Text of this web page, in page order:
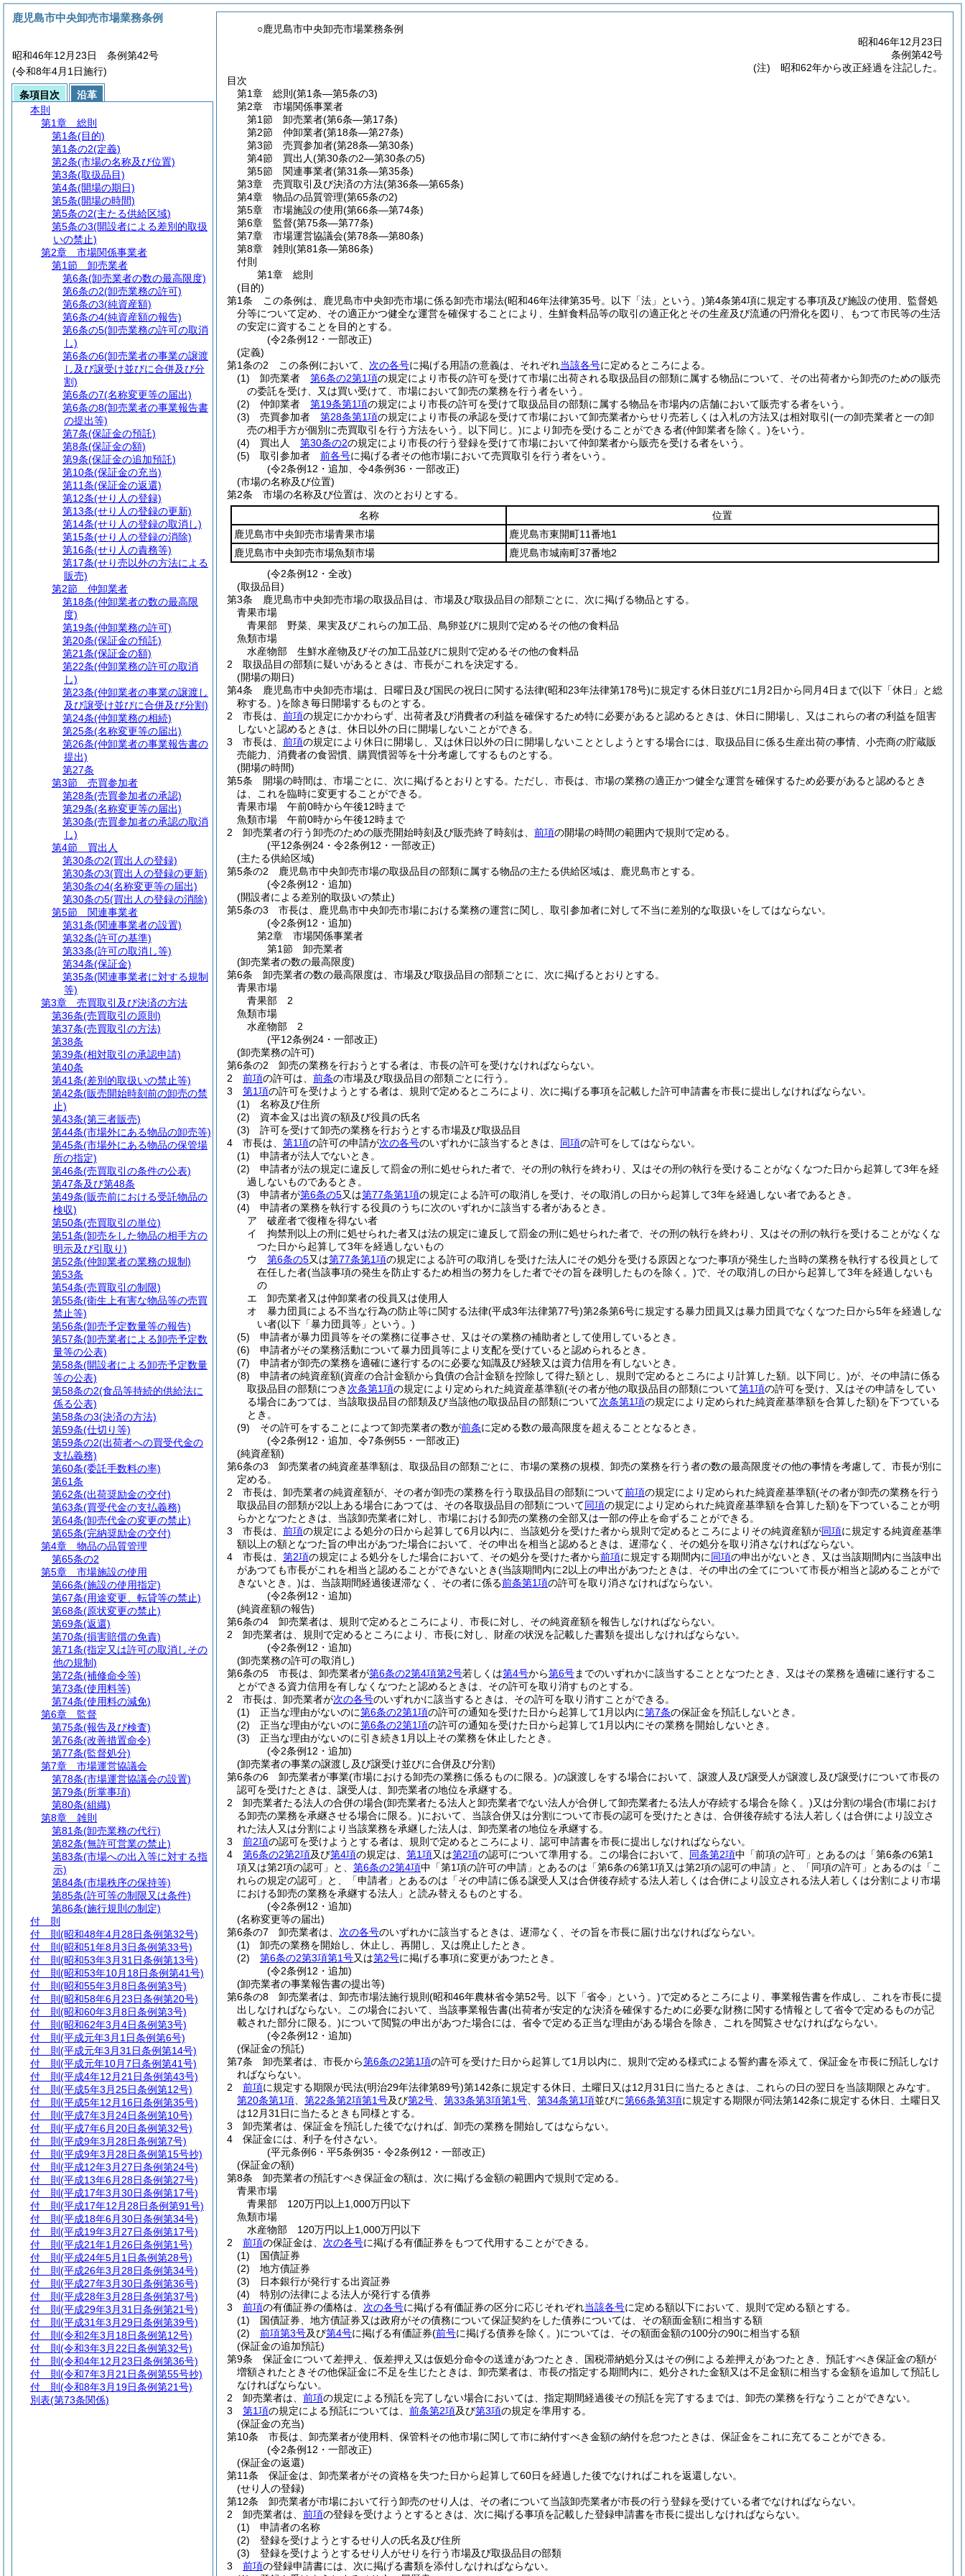
○鹿児島市中央卸売市場業務条例
昭和46年12月23日
条例第42号
(注) 昭和62年から改正経過を注記した。
目次
第1章
総則 (第1条―第5条の3)
第2章
市場関係事業者
第1節
卸売業者(第6条―第17条)
第2節
仲卸業者(第18条―第27条)
第3節
売買参加者(第28条―第30条)
第4節
買出人(第30条の2―第30条の5)
第5節
関連事業者(第31条―第35条)
第3章
売買取引及び決済の方法(第36条―第65条)
第4章
物品の品質管理(第65条の2)
第5章
市場施設の使用(第66条―第74条)
第6章
監督(第75条―第77条)
第7章
市場運営協議会(第78条―第80条)
第8章
雑則 (第81条―第86条)
付則
第1章
総則
(目的)
第1条
この条例は、鹿児島市中央卸売市場に係る卸売市場法(昭和46年法律第35号。以下「法」という。)第4条第4項に規定する事項及び施設の使用、監督処
分等について定め、その適正かつ健全な運営を確保することにより、生鮮食料品等の取引の適正化とその生産及び流通の円滑化を図り、もつて市民等の生活
の安定に資することを目的とする。
(令2条例12・一部改正)
(定義)
第1条の2
この条例において、 次の各号に掲げる用語の意義は、それぞれ当該各号に定めるところによる。
(1)
卸売業者 第6条の2第1項の規定により市長の許可を受けて市場に出荷される取扱品目の部類に属する物品について、その出荷者から卸売のための販売
の委託を受け、又は買い受けて、市場において卸売の業務を行う者をいう。
(2)
仲卸業者 第19条第1項の規定により市長の許可を受けて取扱品目の部類に属する物品を市場内の店舗において販売する者をいう。
(3)
売買参加者 第28条第1項の規定により市長の承認を受けて市場において卸売業者からせり売若しくは入札の方法又は相対取引 (一の卸売業者と一の卸
売の相手方が個別に売買取引を行う方法をいう。以下同じ。)により卸売を受けることができる者(仲卸業者を除く。)をいう。
(4)
買出人 第30条の2の規定により市長の行う登録を受けて市場において仲卸業者から販売を受ける者をいう。
(5)
取引参加者 前各号に掲げる者その他市場において売買取引を行う者をいう。
(令2条例12・追加、令4条例36・一部改正)
(市場の名称及び位置)
第2条
市場の名称及び位置は、次のとおりとする。
名称
位置
鹿児島市中央卸売市場青果市場
鹿児島市東開町11番地1
鹿児島市中央卸売市場魚類市場
鹿児島市城南町37番地2
(令2条例12・全改)
(取扱品目)
第3条
鹿児島市中央卸売市場の取扱品目は、市場及び取扱品目の部類ごとに、次に掲げる物品とする。
青果市場
青果部 野菜、果実及びこれらの加工品、鳥卵並びに規則で定めるその他の食料品
魚類市場
水産物部 生鮮水産物及びその加工品並びに規則で定めるその他の食料品
2
取扱品目の部類に疑いがあるときは、市長がこれを決定する。
(開場の期日)
第4条
鹿児島市中央卸売市場は、日曜日及び国民の祝日に関する法律(昭和23年法律第178号)に規定する休日並びに1月2日から同月4日まで(以下「休日」と総
称する。)を除き毎日開場するものとする。
2
市長は、 前項の規定にかかわらず、出荷者及び消費者の利益を確保するため特に必要があると認めるときは、休日に開場し、又はこれらの者の利益を阻害
しないと認めるときは、休日以外の日に開場しないことができる。
3
市長は、 前項の規定により休日に開場し、又は休日以外の日に開場しないこととしようとする場合には、取扱品目に係る生産出荷の事情、小売商の貯蔵販
売能力、消費者の食習慣、購買慣習等を十分考慮してするものとする。
(開場の時間)
第5条
開場の時間は、市場ごとに、次に掲げるとおりとする。 ただし、市長は、市場の業務の適正かつ健全な運営を確保するため必要があると認めるとき
は、これを臨時に変更することができる。
青果市場 午前0時から午後12時まで
魚類市場 午前0時から午後12時まで
2
卸売業者の行う卸売のための販売開始時刻及び販売終了時刻は、 前項の開場の時間の範囲内で規則で定める。
(平12条例24・令2条例12・一部改正)
(主たる供給区域)
第5条の2
鹿児島市中央卸売市場の取扱品目の部類に属する物品の主たる供給区域は、鹿児島市とする。
(令2条例12・追加)
(開設者による差別的取扱いの禁止)
第5条の3
市長は、鹿児島市中央卸売市場における業務の運営に関し、取引参加者に対して不当に差別的な取扱いをしてはならない。
(令2条例12・追加)
第2章
市場関係事業者
第1節
卸売業者
(卸売業者の数の最高限度)
第6条
卸売業者の数の最高限度は、市場及び取扱品目の部類ごとに、次に掲げるとおりとする。
青果市場
青果部 2
魚類市場
水産物部 2
(平12条例24・一部改正)
(卸売業務の許可)
第6条の2
卸売の業務を行おうとする者は、市長の許可を受けなければならない。
2
前項の許可は、 前条の市場及び取扱品目の部類ごとに行う。
3
第1項の許可を受けようとする者は、規則で定めるところにより、次に掲げる事項を記載した許可申請書を市長に提出しなければならない。
(1)
名称及び住所
(2)
資本金又は出資の額及び役員の氏名
(3)
許可を受けて卸売の業務を行おうとする市場及び取扱品目
4
市長は、 第1項の許可の申請が次の各号のいずれかに該当するときは、 同項の許可をしてはならない。
(1)
申請者が法人でないとき。
(2)
申請者が法の規定に違反して罰金の刑に処せられた者で、その刑の執行を終わり、又はその刑の執行を受けることがなくなつた日から起算して3年を経
過しないものであるとき。
(3)
申請者が第6条の5又は第77条第1項の規定による許可の取消しを受け、その取消しの日から起算して3年を経過しない者であるとき。
(4)
申請者の業務を執行する役員のうちに次のいずれかに該当する者があるとき。
ア
破産者で復権を得ない者
イ
拘禁刑以上の刑に処せられた者又は法の規定に違反して罰金の刑に処せられた者で、その刑の執行を終わり、又はその刑の執行を受けることがなくな
つた日から起算して3年を経過しないもの
ウ
第6条の5又は第77条第1項の規定による許可の取消しを受けた法人にその処分を受ける原因となつた事項が発生した当時の業務を執行する役員として
在任した者(当該事項の発生を防止するため相当の努力をした者でその旨を疎明したものを除く。)で、その取消しの日から起算して3年を経過しないも
の
エ
卸売業者又は仲卸業者の役員又は使用人
オ
暴力団員による不当な行為の防止等に関する法律(平成3年法律第77号)第2条第6号に規定する暴力団員又は暴力団員でなくなつた日から5年を経過しな
い者(以下「暴力団員等」という。)
(5)
申請者が暴力団員等をその業務に従事させ、又はその業務の補助者として使用しているとき。
(6)
申請者がその業務活動について暴力団員等により支配を受けていると認められるとき。
(7)
申請者が卸売の業務を適確に遂行するのに必要な知識及び経験又は資力信用を有しないとき。
(8)
申請者の純資産額(資産の合計金額から負債の合計金額を控除して得た額とし、規則で定めるところにより計算した額。以下同じ。)が、その申請に係る
取扱品目の部類につき 次条第1項の規定により定められた純資産基準額(その者が他の取扱品目の部類について第1項の許可を受け、又はその申請をしてい
る場合にあつては、当該取扱品目の部類及び当該他の取扱品目の部類について次条第1項の規定により定められた純資産基準額を合算した額)を下つている
とき。
(9)
その許可をすることによつて卸売業者の数が前条に定める数の最高限度を超えることとなるとき。
(令2条例12・追加、令7条例55・一部改正)
(純資産額)
第6条の3
卸売業者の純資産基準額は、取扱品目の部類ごとに、市場の業務の規模、卸売の業務を行う者の数の最高限度その他の事情を考慮して、市長が別に
定める。
2
市長は、卸売業者の純資産額が、その者が卸売の業務を行う取扱品目の部類について前項の規定により定められた純資産基準額(その者が卸売の業務を行う
取扱品目の部類が2以上ある場合にあつては、その各取扱品目の部類について同項の規定により定められた純資産基準額を合算した額)を下つていることが明
らかとなつたときは、当該卸売業者に対し、市場における卸売の業務の全部又は一部の停止を命ずることができる。
3
市長は、 前項の規定による処分の日から起算して6月以内に、当該処分を受けた者から規則で定めるところによりその純資産額が同項に規定する純資産基準
額以上の額となつた旨の申出があつた場合において、その申出を相当と認めるときは、遅滞なく、その処分を取り消さなければならない。
4
市長は、 第2項の規定による処分をした場合において、その処分を受けた者から前項に規定する期間内に同項の申出がないとき、又は当該期間内に当該申出
があつても市長がこれを相当と認めることができないとき(当該期間内に2以上の申出があつたときは、その申出の全てについて市長が相当と認めることがで
きないとき。)は、当該期間経過後遅滞なく、その者に係る前条第1項の許可を取り消さなければならない。
(令2条例12・追加)
(純資産額の報告)
第6条の4
卸売業者は、規則で定めるところにより、市長に対し、その純資産額を報告しなければならない。
2
卸売業者は、規則で定めるところにより、市長に対し、財産の状況を記載した書類を提出しなければならない。
(令2条例12・追加)
(卸売業務の許可の取消し)
第6条の5
市長は、卸売業者が第6条の2第4項第2号若しくは第4号から第6号までのいずれかに該当することとなつたとき、又はその業務を適確に遂行するこ
とができる資力信用を有しなくなつたと認めるときは、その許可を取り消すものとする。
2
市長は、卸売業者が次の各号のいずれかに該当するときは、その許可を取り消すことができる。
(1)
正当な理由がないのに第6条の2第1項の許可の通知を受けた日から起算して1月以内に第7条の保証金を預託しないとき。
(2)
正当な理由がないのに第6条の2第1項の許可の通知を受けた日から起算して1月以内にその業務を開始しないとき。
(3)
正当な理由がないのに引き続き1月以上その業務を休止したとき。
(令2条例12・追加)
(卸売業者の事業の譲渡し及び譲受け並びに合併及び分割)
第6条の6
卸売業者が事業(市場における卸売の業務に係るものに限る。)の譲渡しをする場合において、譲渡人及び譲受人が譲渡し及び譲受けについて市長の
認可を受けたときは、譲受人は、卸売業者の地位を承継する。
2
卸売業者たる法人の合併の場合(卸売業者たる法人と卸売業者でない法人が合併して卸売業者たる法人が存続する場合を除く。)又は分割の場合(市場におけ
る卸売の業務を承継させる場合に限る。)において、当該合併又は分割について市長の認可を受けたときは、合併後存続する法人若しくは合併により設立さ
れた法人又は分割により当該業務を承継した法人は、卸売業者の地位を承継する。
3
前2項の認可を受けようとする者は、規則で定めるところにより、認可申請書を市長に提出しなければならない。
4
第6条の2第2項及び第4項の規定は、 第1項又は第2項の認可について準用する。 この場合において、 同条第2項中「前項の許可」とあるのは「第6条の6第1
項又は第2項の認可」と、 第6条の2第4項中「第1項の許可の申請」とあるのは「第6条の6第1項又は第2項の認可の申請」と、「同項の許可」とあるのは「こ
れらの規定の認可」と、「申請者」とあるのは「その申請に係る譲受人又は合併後存続する法人若しくは合併により設立される法人若しくは分割により市場
における卸売の業務を承継する法人」と読み替えるものとする。
(令2条例12・追加)
(名称変更等の届出)
第6条の7
卸売業者は、 次の各号のいずれかに該当するときは、遅滞なく、その旨を市長に届け出なければならない。
(1)
卸売の業務を開始し、休止し、再開し、又は廃止したとき。
(2)
第6条の2第3項第1号又は第2号に掲げる事項に変更があつたとき。
(令2条例12・追加)
(卸売業者の事業報告書の提出等)
第6条の8
卸売業者は、卸売市場法施行規則 (昭和46年農林省令第52号。以下「省令」という。)で定めるところにより、事業報告書を作成し、これを市長に提
出しなければならない。
この場合において、当該事業報告書(出荷者が安定的な決済を確保するために必要な財務に関する情報として省令で定めるものが記
載された部分に限る。)について閲覧の申出があつた場合には、省令で定める正当な理由がある場合を除き、これを閲覧させなければならない。
(令2条例12・追加)
(保証金の預託)
第7条
卸売業者は、市長から第6条の2第1項の許可を受けた日から起算して1月以内に、規則で定める様式による誓約書を添えて、保証金を市長に預託しなけ
ればならない。
2
前項に規定する期限が民法(明治29年法律第89号)第142条に規定する休日、土曜日又は12月31日に当たるときは、これらの日の翌日を当該期限とみなす。
第20条第1項
第22条第2項第1号及び第2号 第33条第3項第1号 第34条第1項並びに第66条第3項に規定する期限が同法第142条に規定する休日、土曜日又
は12月31日に当たるときも同様とする。
3
卸売業者は、保証金を預託した後でなければ、卸売の業務を開始してはならない。
4
保証金には、利子を付さない。
(平元条例6・平5条例35・令2条例12・一部改正)
(保証金の額)
第8条
卸売業者の預託すべき保証金の額は、次に掲げる金額の範囲内で規則で定める。
青果市場
青果部 120万円以上1,000万円以下
魚類市場
水産物部 120万円以上1,000万円以下
2
前項の保証金は、 次の各号に掲げる有価証券をもつて代用することができる。
(1)
国債証券
(2)
地方債証券
(3)
日本銀行が発行する出資証券
(4)
特別の法律による法人が発行する債券
3
前項の有価証券の価格は、 次の各号に掲げる有価証券の区分に応じそれぞれ当該各号に定める額以下において、規則で定める額とする。
(1)
国債証券、地方債証券又は政府がその債務について保証契約をした債券については、その額面金額に相当する額
(2)
前項第3号及び第4号に掲げる有価証券(前号に掲げる債券を除く。)については、その額面金額の100分の90に相当する額
(保証金の追加預託)
第9条
保証金について差押え、仮差押え又は仮処分命令の送達があつたとき、国税滞納処分又はその例による差押えがあつたとき、預託すべき保証金の額が
増額されたときその他保証金に不足を生じたときは、卸売業者は、市長の指定する期間内に、処分された金額又は不足金額に相当する金額を追加して預託し
なければならない。
2
卸売業者は、 前項の規定による預託を完了しない場合においては、指定期間経過後その預託を完了するまでは、卸売の業務を行なうことができない。
3
第1項の規定による預託については、 前条第2項及び第3項の規定を準用する。
(保証金の充当)
第10条
市長は、卸売業者が使用料、保管料その他市場に関して市に納付すべき金額の納付を怠つたときは、保証金をこれに充てることができる。
(令2条例12・一部改正)
(保証金の返還)
第11条
保証金は、卸売業者がその資格を失つた日から起算して60日を経過した後でなければこれを返還しない。
(せり人の登録)
第12条
卸売業者が市場において行う卸売のせり人は、その者について当該卸売業者が市長の行う登録を受けている者でなければならない。
2
卸売業者は、 前項の登録を受けようとするときは、次に掲げる事項を記載した登録申請書を市長に提出しなければならない。
(1)
申請者の名称
(2)
登録を受けようとするせり人の氏名及び住所
(3)
登録を受けようとするせり人がせりを行う市場及び取扱品目の部類
3
前項の登録申請書には、次に掲げる書類を添付しなければならない。
鹿児島市中央卸売市場業務条例
昭和46年12月23日 条例第42号
(令和8年4月1日施行)
条項目次
沿革
本則
第1章
総則
第1条(目的)
第1条の2(定義)
第2条(市場の名称及び位置)
第3条(取扱品目)
第4条(開場の期日)
第5条(開場の時間)
第5条の2(主たる供給区域)
第5条の3(開設者による差別的取扱
いの禁止)
第2章
市場関係事業者
第1節
卸売業者
第6条(卸売業者の数の最高限度)
第6条の2(卸売業務の許可)
第6条の3(純資産額)
第6条の4(純資産額の報告)
第6条の5(卸売業務の許可の取消
し)
第6条の6(卸売業者の事業の譲渡
し及び譲受け並びに合併及び分
割)
第6条の7(名称変更等の届出)
第6条の8(卸売業者の事業報告書
の提出等)
第7条(保証金の預託)
第8条(保証金の額)
第9条(保証金の追加預託)
第10条(保証金の充当)
第11条(保証金の返還)
第12条(せり人の登録)
第13条(せり人の登録の更新)
第14条(せり人の登録の取消し)
第15条(せり人の登録の消除)
第16条(せり人の責務等)
第17条(せり売以外の方法による
販売)
第2節
仲卸業者
第18条(仲卸業者の数の最高限
度)
第19条(仲卸業務の許可)
第20条(保証金の預託)
第21条(保証金の額)
第22条(仲卸業務の許可の取消
し)
第23条(仲卸業者の事業の譲渡し
及び譲受け並びに合併及び分割)
第24条(仲卸業務の相続)
第25条(名称変更等の届出)
第26条(仲卸業者の事業報告書の
提出)
第27条
第3節
売買参加者
第28条(売買参加者の承認)
第29条(名称変更等の届出)
第30条(売買参加者の承認の取消
し)
第4節
買出人
第30条の2(買出人の登録)
第30条の3(買出人の登録の更新)
第30条の4(名称変更等の届出)
第30条の5(買出人の登録の消除)
第5節
関連事業者
第31条(関連事業者の設置)
第32条(許可の基準)
第33条(許可の取消し等)
第34条(保証金)
第35条(関連事業者に対する規制
等)
第3章
売買取引及び決済の方法
第36条(売買取引の原則)
第37条(売買取引の方法)
第38条
第39条(相対取引の承認申請)
第40条
第41条(差別的取扱いの禁止等)
第42条(販売開始時刻前の卸売の禁
止)
第43条(第三者販売)
第44条(市場外にある物品の卸売等)
第45条(市場外にある物品の保管場
所の指定)
第46条(売買取引の条件の公表)
第47条及び第48条
第49条(販売前における受託物品の
検収)
第50条(売買取引の単位)
第51条(卸売をした物品の相手方の
明示及び引取り)
第52条(仲卸業者の業務の規制)
第53条
第54条(売買取引の制限)
第55条(衛生上有害な物品等の売買
禁止等)
第56条(卸売予定数量等の報告)
第57条(卸売業者による卸売予定数
量等の公表)
第58条(開設者による卸売予定数量
等の公表)
第58条の2(食品等持続的供給法に
係る公表)
第58条の3(決済の方法)
第59条(仕切り等)
第59条の2(出荷者への買受代金の
支払義務)
第60条(委託手数料の率)
第61条
第62条(出荷奨励金の交付)
第63条(買受代金の支払義務)
第64条(卸売代金の変更の禁止)
第65条(完納奨励金の交付)
第4章
物品の品質管理
第65条の2
第5章
市場施設の使用
第66条(施設の使用指定)
第67条(用途変更、転貸等の禁止)
第68条(原状変更の禁止)
第69条(返還)
第70条(損害賠償の免責)
第71条(指定又は許可の取消しその
他の規制)
第72条(補修命令等)
第73条(使用料等)
第74条(使用料の減免)
第6章
監督
第75条(報告及び検査)
第76条(改善措置命令)
第77条(監督処分)
第7章
市場運営協議会
第78条(市場運営協議会の設置)
第79条(所掌事項)
第80条(組織)
第8章
雑則
第81条(卸売業務の代行)
第82条(無許可営業の禁止)
第83条(市場への出入等に対する指
示)
第84条(市場秩序の保持等)
第85条(許可等の制限又は条件)
第86条(施行規則の制定)
付 則
付 則 (昭和48年4月28日条例第32号)
付 則 (昭和51年8月3日条例第33号)
付 則 (昭和53年3月31日条例第13号)
付 則 (昭和53年10月18日条例第41号)
付 則 (昭和55年3月8日条例第3号)
付 則 (昭和58年6月23日条例第20号)
付 則 (昭和60年3月8日条例第3号)
付 則 (昭和62年3月4日条例第3号)
付 則 (平成元年3月1日条例第6号)
付 則 (平成元年3月31日条例第14号)
付 則 (平成元年10月7日条例第41号)
付 則 (平成4年12月21日条例第43号)
付 則 (平成5年3月25日条例第12号)
付 則 (平成5年12月16日条例第35号)
付 則 (平成7年3月24日条例第10号)
付 則 (平成7年6月20日条例第32号)
付 則 (平成9年3月28日条例第7号)
付 則 (平成9年3月28日条例第15号抄)
付 則 (平成12年3月27日条例第24号)
付 則 (平成13年6月28日条例第27号)
付 則 (平成17年3月30日条例第17号)
付 則 (平成17年12月28日条例第91号)
付 則 (平成18年6月30日条例第34号)
付 則 (平成19年3月27日条例第17号)
付 則 (平成21年1月26日条例第1号)
付 則 (平成24年5月1日条例第28号)
付 則 (平成26年3月28日条例第34号)
付 則 (平成27年3月30日条例第36号)
付 則 (平成28年3月28日条例第37号)
付 則 (平成29年3月31日条例第21号)
付 則 (平成31年3月29日条例第39号)
付 則 (令和2年3月18日条例第12号)
付 則 (令和3年3月22日条例第32号)
付 則 (令和4年12月23日条例第36号)
付 則 (令和7年3月21日条例第55号抄)
付 則 (令和8年3月19日条例第21号)
別表(第73条関係)